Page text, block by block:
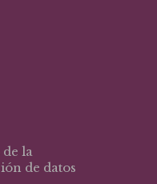
la
de datos